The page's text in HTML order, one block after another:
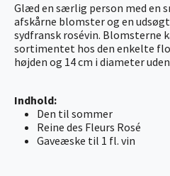
Glæd en særlig person med en
afskårne blomster og en
sydfransk rosévin. Blomsterne
sortimentet hos den enkelte
højden og 14 cm i diameter
Indhold:
Den til sommer
Reine des Fleurs Rosé
Gaveæske til 1 fl. vin